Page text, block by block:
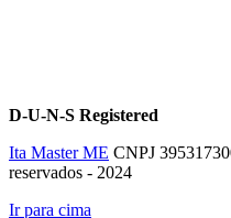
D-U-N-S Registered
Ita Master ME CNPJ
reservados - 2024
Ir para cima